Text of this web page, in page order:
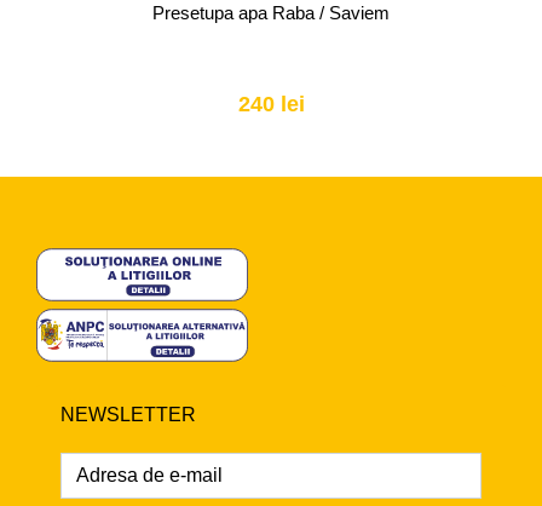
Presetupa apa Raba / Saviem
240 lei
NEWSLETTER